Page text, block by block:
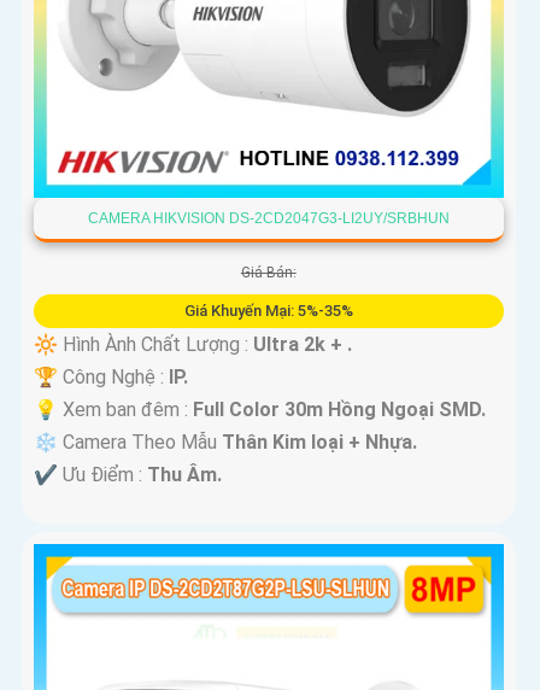
CAMERA HIKVISION DS-2CD2047G3-LI2UY/SRBHUN
Giá Bán:
Giá Khuyến Mại: 5%-35%
🔆 Hình Ành Chất Lượng : Ultra 2k + .
🏆 Công Nghệ : IP.
💡 Xem ban đêm : Full Color 30m Hồng Ngoại SMD.
❄ Camera Theo Mẫu Thân Kim loại + Nhựa.
️✔️ Ưu Điểm : Thu Âm.